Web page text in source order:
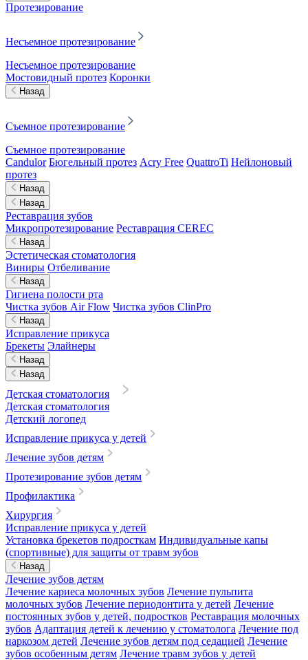
Протезирование
Несъемное протезирование
Несъемное протезирование
Мостовидный протез Коронки
Назад
Съемное протезирование
Съемное протезирование
Candulor Бюгельный протез Acry Free QuattroTi Нейлоновый
протез
Назад
Назад
Реставрация зубов
Микропротезирование Реставрация CEREC
Назад
Эстетическая стоматология
Виниры Отбеливание
Назад
Гигиена полости рта
Чистка зубов Air Flow Чистка зубов ClinPro
Назад
Исправление прикуса
Брекеты Элайнеры
Назад
Назад
Детская стоматология
Детская стоматология
Детский логопед
Исправление прикуса у детей
Лечение зубов детям
Протезирование зубов детям
Профилактика
Хирургия
Исправление прикуса у детей
Установка брекетов подросткам Индивидуальные капы
(спортивные) для защиты от травм зубов
Назад
Лечение зубов детям
Лечение кариеса молочных зубов Лечение пульпита
молочных зубов Лечение периодонтита у детей Лечение
постоянных зубов у детей, подростков Реставрация молочных
зубов Адаптация детей к лечению у стоматолога Лечение под
наркозом детей Лечение зубов детям под седацией Лечение
зубов особенным детям Лечение травм зубов у детей